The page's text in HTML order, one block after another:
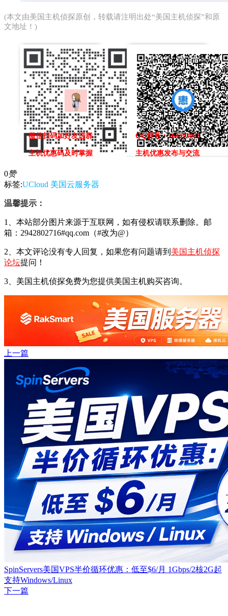
(本文由美国主机侦探原创，转载请注明出处“美国主机侦探”和原
文地址！)
微信扫码加好友进群
主机优惠码及时掌握
QQ群号：164393063
主机优惠发布与交流
0赞
标签:UCloud 美国云服务器
温馨提示：
1、本站部分图片来源于互联网，如有侵权请联系删除。邮
箱：2942802716#qq.com（#改为@）
2、本文评论没有专人回复，如果您有问题请到 美国主机侦探
论坛提问！
3、美国主机侦探免费为您提供美国主机购买咨询。
上一篇
SpinServers美国VPS半价循环优惠：低至$6/月 1Gbps/2核2G起
支持Windows/Linux
下一篇